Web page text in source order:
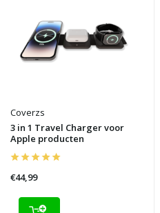
Coverzs
3 in 1 Travel Charger voor
Apple producten
€44,99